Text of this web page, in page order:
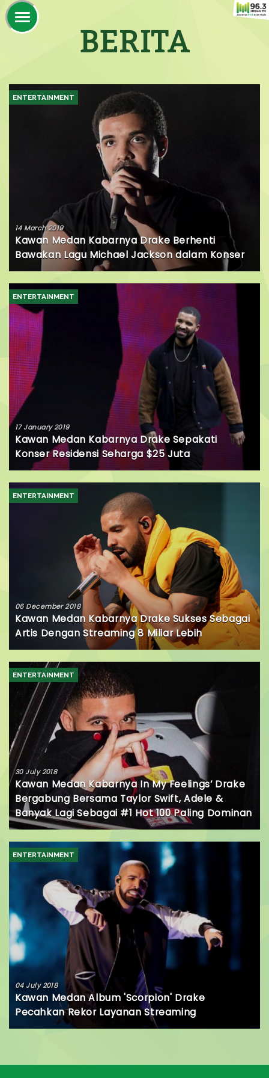
BERITA
ENTERTAINMENT
14 March 2019
Kawan Medan Kabarnya Drake Berhenti
Bawakan Lagu Michael Jackson dalam Konser
ENTERTAINMENT
17 January 2019
Kawan Medan Kabarnya Drake Sepakati
Konser Residensi Seharga $25 Juta
ENTERTAINMENT
06 December 2018
Kawan Medan Kabarnya Drake Sukses Sebagai
Artis Dengan Streaming 8 Miliar Lebih
ENTERTAINMENT
30 July 2018
Kawan Medan Kabarnya In My Feelings’ Drake
Bergabung Bersama Taylor Swift, Adele &
Banyak Lagi Sebagai #1 Hot 100 Paling Dominan
ENTERTAINMENT
04 July 2018
Kawan Medan Album 'Scorpion' Drake
Pecahkan Rekor Layanan Streaming